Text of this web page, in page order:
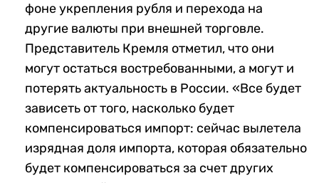
фоне укрепления рубля и перехода на
другие валюты при внешней торговле.
Представитель Кремля отметил, что они
могут остаться востребованными, а могут и
потерять актуальность в России. «Все будет
зависеть от того, насколько будет
компенсироваться импорт: сейчас вылетела
изрядная доля импорта, которая обязательно
будет компенсироваться за счет других